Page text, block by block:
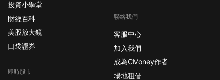
投資小學堂
財經百科
美股放大鏡
口袋證券
即時股市
聯絡我們
客服中心
加入我們
成為CMoney作者
場地租借